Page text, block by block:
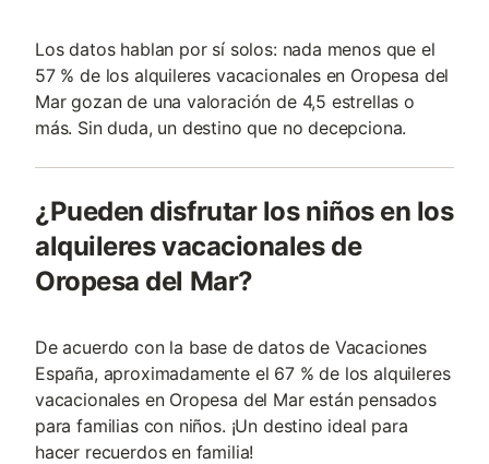
Los datos hablan por sí solos: nada menos que el
57 % de los alquileres vacacionales en Oropesa del
Mar gozan de una valoración de 4,5 estrellas o
más. Sin duda, un destino que no decepciona.
¿Pueden disfrutar los niños en los
alquileres vacacionales de
Oropesa del Mar?
De acuerdo con la base de datos de Vacaciones
España, aproximadamente el 67 % de los alquileres
vacacionales en Oropesa del Mar están pensados
para familias con niños. ¡Un destino ideal para
hacer recuerdos en familia!